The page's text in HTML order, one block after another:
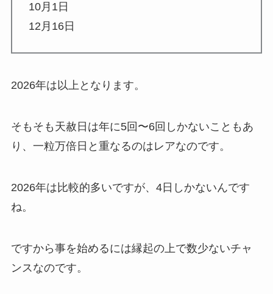
10月1日
12月16日
2026年は以上となります。
そもそも天赦日は年に5回〜6回しかないこともあ
り、一粒万倍日と重なるのはレアなのです。
2026年は比較的多いですが、4日しかないんです
ね。
ですから事を始めるには縁起の上で数少ないチャ
ンスなのです。